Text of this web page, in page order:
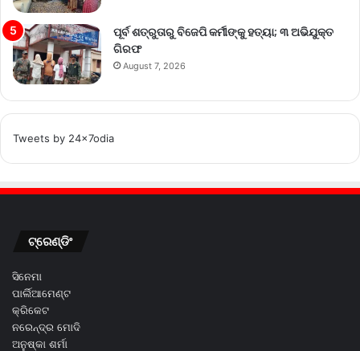
ପୂର୍ବ ଶତ୍ରୁତାରୁ ବିଜେପି କର୍ମୀଙ୍କୁ ହତ୍ୟା; ୩ ଅଭିଯୁକ୍ତ
ଗିରଫ
August 7, 2026
Tweets by 24x7odia
ଟ୍ରେଣ୍ଡିଂ
ସିନେମା
ପାର୍ଲିଆମେଣ୍ଟ
କ୍ରିକେଟ
ନରେନ୍ଦ୍ର ମୋଦି
ଅନୁଷ୍କା ଶର୍ମା